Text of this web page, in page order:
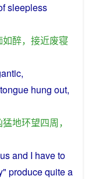
sleepless
如醉， 接近废寝
,
hung out,
猛地环望四周，
and I have to
" producequitea